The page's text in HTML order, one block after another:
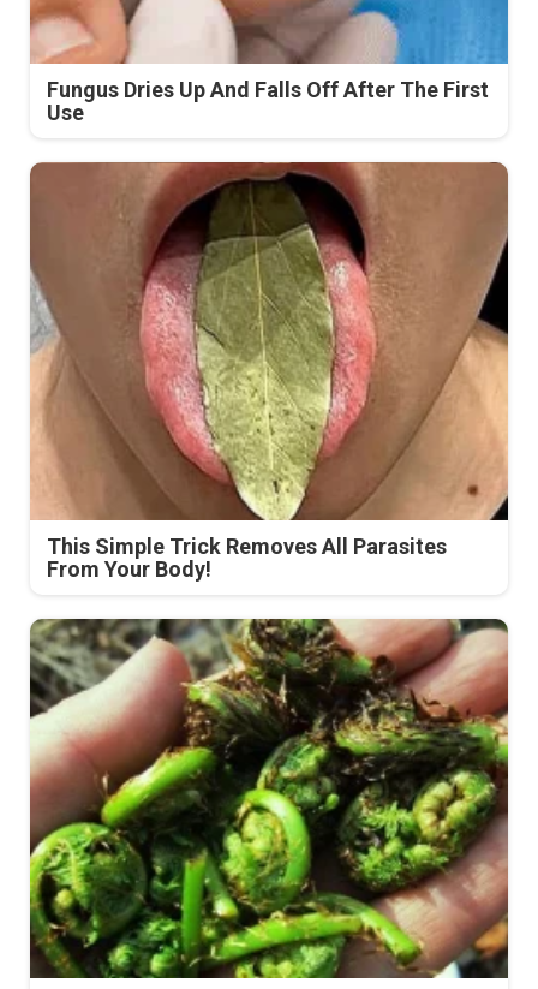
Fungus Dries Up And Falls Off After The First
Use
This Simple Trick Removes All Parasites
From Your Body!